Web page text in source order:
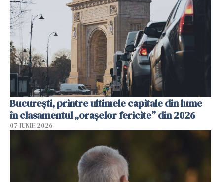
București, printre ultimele capitale din lume
în clasamentul „orașelor fericite” din 2026
07 IUNIE 2026